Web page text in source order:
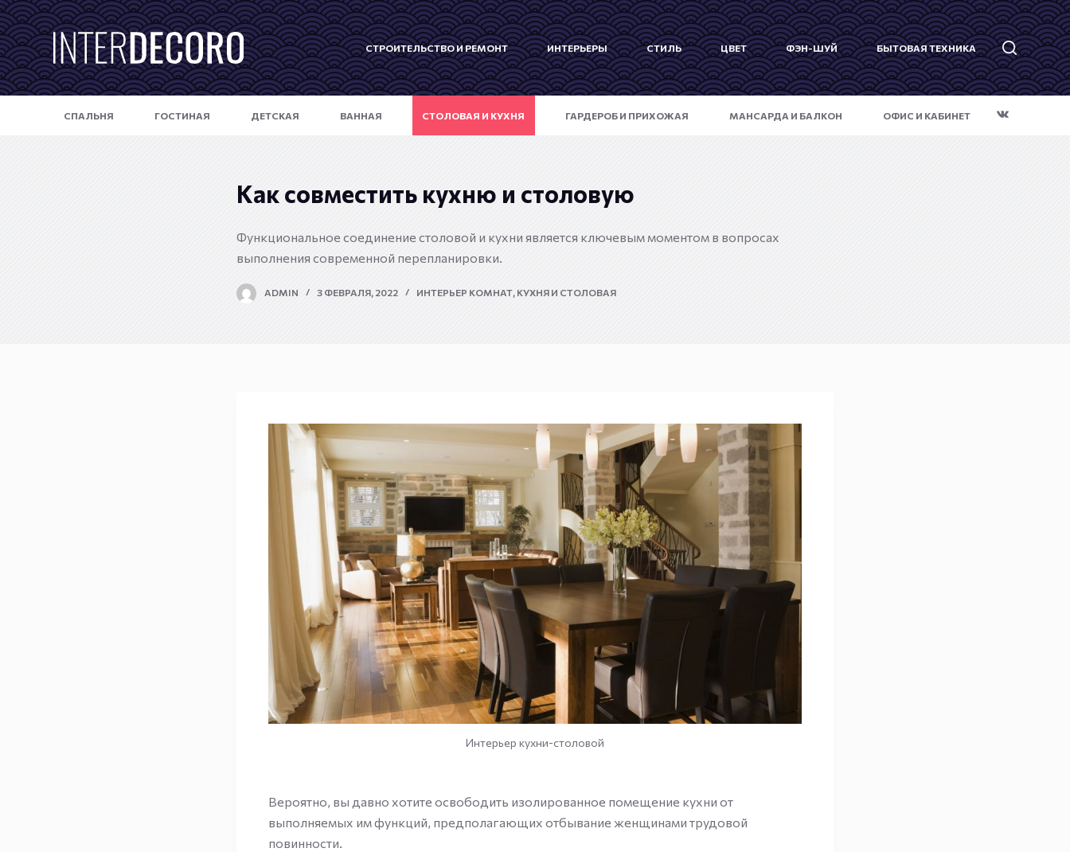
П
е
р
е
й
СТРОИТЕЛЬСТВО И РЕМОНТ ИНТЕРЬЕРЫ СТИЛЬ ЦВЕТ ФЭН-ШУЙ БЫТОВАЯ ТЕХНИКА
СПАЛЬНЯ ГОСТИНАЯ ДЕТСКАЯ ВАННАЯ СТОЛОВАЯ И КУХНЯ ГАРДЕРОБ И ПРИХОЖАЯ МАНСАРДА И БАЛКОН ОФИС И КАБИНЕТ
Как совместить кухню и столовую
Функциональное соединение столовой и кухни является ключевым моментом в вопросах
выполнения современной перепланировки.
ADMIN 3 ФЕВРАЛЯ, 2022 ИНТЕРЬЕР КОМНАТ, КУХНЯ И СТОЛОВАЯ
Интерьер кухни-столовой
Вероятно, вы давно хотите освободить изолированное помещение кухни от
выполняемых им функций, предполагающих отбывание женщинами трудовой
повинности.